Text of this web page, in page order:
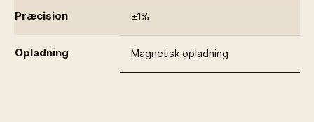
Præcision ±1%
Opladning Magnetisk opladning